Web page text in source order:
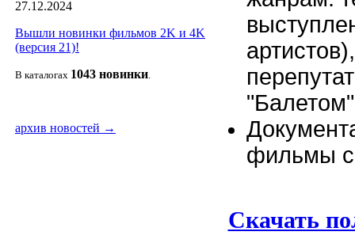
27.12.2024
Вышли новинки фильмов 2K и 4K
(версия 21)!
В каталогах 1043 новинки.
архив новостей →
фильмы с
Скачать